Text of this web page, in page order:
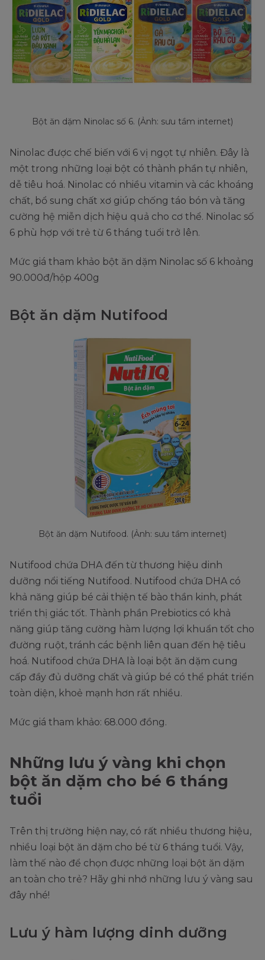
Bột ăn dặm Ninolac số 6. (Ảnh: sưu tầm internet)
Ninolac được chế biến với 6 vị ngọt tự nhiên. Đây là
một trong những loại bột có thành phần tự nhiên,
dễ tiêu hoá. Ninolac có nhiều vitamin và các khoáng
chất, bổ sung chất xơ giúp chống táo bón và tăng
cường hệ miễn dịch hiệu quả cho cơ thể. Ninolac số
6 phù hợp với trẻ từ 6 tháng tuổi trở lên.
Mức giá tham khảo bột ăn dặm Ninolac số 6 khoảng
90.000đ/hộp 400g
Bột ăn dặm Nutifood
Bột ăn dặm Nutifood. (Ảnh: sưu tầm internet)
Nutifood chứa DHA đến từ thương hiệu dinh
dưỡng nổi tiếng Nutifood. Nutifood chứa DHA có
khả năng giúp bé cải thiện tế bào thần kinh, phát
triển thị giác tốt. Thành phần Prebiotics có khả
năng giúp tăng cường hàm lượng lợi khuẩn tốt cho
đường ruột, tránh các bệnh liên quan đến hệ tiêu
hoá. Nutifood chứa DHA là loại bột ăn dặm cung
cấp đầy đủ dưỡng chất và giúp bé có thể phát triển
toàn diện, khoẻ mạnh hơn rất nhiều.
Mức giá tham khảo: 68.000 đồng.
Những lưu ý vàng khi chọn
bột ăn dặm cho bé 6 tháng
tuổi
Trên thị trường hiện nay, có rất nhiều thương hiệu,
nhiều loại bột ăn dặm cho bé từ 6 tháng tuổi. Vậy,
làm thế nào để chọn được những loại bột ăn dặm
an toàn cho trẻ? Hãy ghi nhớ những lưu ý vàng sau
đây nhé!
Lưu ý hàm lượng dinh dưỡng